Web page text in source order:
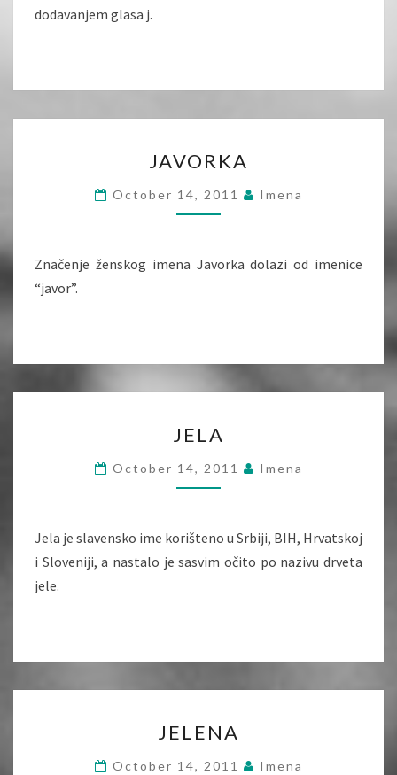
dodavanjem glasa j.
JAVORKA
October 14, 2011 Imena
Značenje ženskog imena Javorka dolazi od imenice
“javor”.
JELA
October 14, 2011 Imena
Jela je slavensko ime korišteno u Srbiji, BIH, Hrvatskoj
i Sloveniji, a nastalo je sasvim očito po nazivu drveta
jele.
JELENA
October 14, 2011 Imena